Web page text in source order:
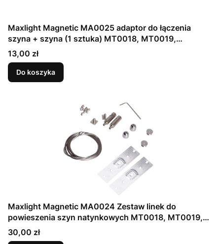
Maxlight Magnetic MA0025 adaptor do łączenia
szyna + szyna (1 sztuka) MT0018, MT0019,
MT0028, MT0029
Cena
13,00 zł
Do koszyka
Maxlight Magnetic MA0024 Zestaw linek do
powieszenia szyn natynkowych MT0018, MT0019,
MT0028, MT0029
Cena
30,00 zł